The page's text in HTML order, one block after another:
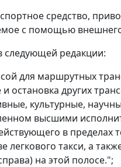
средство,
с помощью
следующей редакции:
для маршрутных
остановка других
культурные,
высшими
в пределах
легкового такси, а
на этой полосе.";